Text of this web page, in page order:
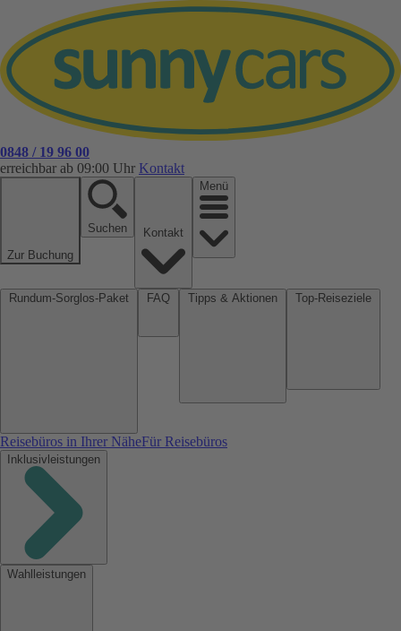
0848 / 19 96 00
erreichbar ab 09:00 Uhr Kontakt
Zur Buchung
Suchen
Menü
Reisebüros in Ihrer NäheFür Reisebüros
Inklusivleistungen
Wahlleistungen